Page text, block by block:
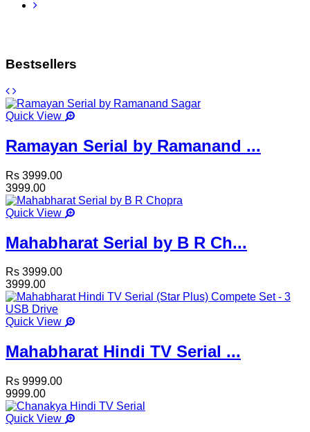
Bestsellers
Quick View
Ramayan Serial by Ramanand ...
Rs 3999.00
3999.00
Quick View
Mahabharat Serial by B R Ch...
Rs 3999.00
3999.00
Quick View
Mahabharat Hindi TV Serial ...
Rs 9999.00
9999.00
Quick View